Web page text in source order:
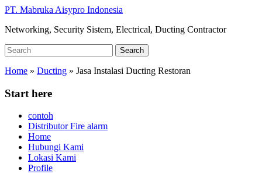
Skip
main
PT. Mabruka Aisypro Indonesia
Networking, Security Sistem, Electrical, Ducting Contractor
Search
for:
Search
Home » Ducting » Jasa Instalasi Ducting Restoran
Start here
contoh
Distributor Fire alarm
Home
Hubungi Kami
Lokasi Kami
Profile